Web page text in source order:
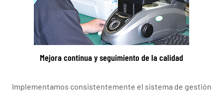
Mejora continua y seguimiento de la calidad
Implementamos consistentemente el sistema de gestión